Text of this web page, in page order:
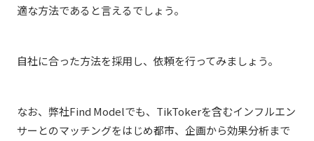
適な方法であると言えるでしょう。
自社に合った方法を採用し、依頼を行ってみましょう。
なお、弊社Find Modelでも、TikTokerを含むインフルエン
サーとのマッチングをはじめ都市、企画から効果分析まで